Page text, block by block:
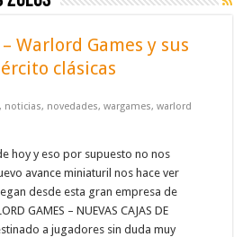
Warlord Games y sus
clásicas
, noticias, novedades,wargames,warlord
hoy y eso por supuesto no nos
avance miniaturil nos hace ver
desde esta gran empresa de
GAMES – NUEVAS CAJAS DE
a jugadores sin duda muy